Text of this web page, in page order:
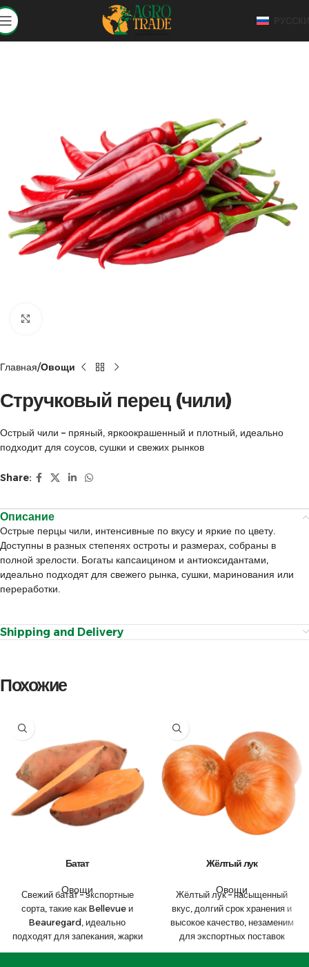
Главная Овощи
Стручковый перец (чили)
Острый чили – пряный, яркоокрашенный и плотный, идеально
подходит для соусов, сушки и свежих рынков
Share:
Описание
Острые перцы чили, интенсивные по вкусу и яркие по цвету.
Доступны в разных степенях остроты и размерах, собраны в
полной зрелости. Богаты капсаицином и антиоксидантами,
идеально подходят для свежего рынка, сушки, маринования или
переработки.
Shipping and Delivery
Похожие
Батат
Овощи
Свежий батат – экспортные
сорта, такие как Bellevue и
Beauregard, идеально
подходят для запекания, жарки
и розничной торговли
Жёлтый лук
Овощи
Жёлтый лук – насыщенный
вкус, долгий срок хранения и
высокое качество, незаменим
для экспортных поставок